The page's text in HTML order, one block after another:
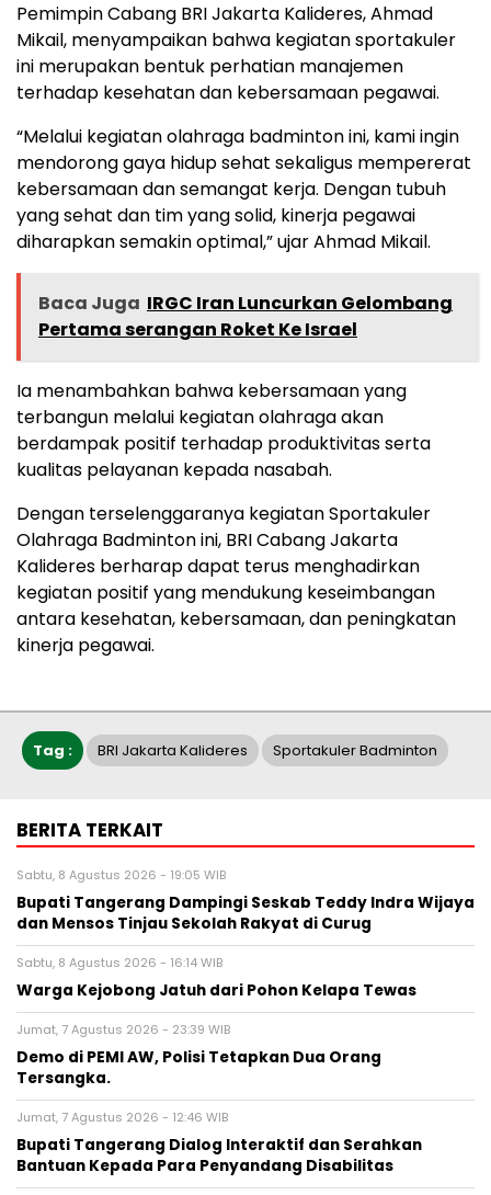
Pemimpin Cabang BRI Jakarta Kalideres, Ahmad
Mikail, menyampaikan bahwa kegiatan sportakuler
ini merupakan bentuk perhatian manajemen
terhadap kesehatan dan kebersamaan pegawai.
“Melalui kegiatan olahraga badminton ini, kami ingin
mendorong gaya hidup sehat sekaligus mempererat
kebersamaan dan semangat kerja. Dengan tubuh
yang sehat dan tim yang solid, kinerja pegawai
diharapkan semakin optimal,” ujar Ahmad Mikail.
Baca Juga IRGC Iran Luncurkan Gelombang
Pertama serangan Roket Ke Israel
Ia menambahkan bahwa kebersamaan yang
terbangun melalui kegiatan olahraga akan
berdampak positif terhadap produktivitas serta
kualitas pelayanan kepada nasabah.
Dengan terselenggaranya kegiatan Sportakuler
Olahraga Badminton ini, BRI Cabang Jakarta
Kalideres berharap dapat terus menghadirkan
kegiatan positif yang mendukung keseimbangan
antara kesehatan, kebersamaan, dan peningkatan
kinerja pegawai.
Tag : BRI Jakarta Kalideres Sportakuler Badminton
BERITA TERKAIT
Sabtu, 8 Agustus 2026 - 19:05 WIB
Bupati Tangerang Dampingi Seskab Teddy Indra Wijaya
dan Mensos Tinjau Sekolah Rakyat di Curug
Sabtu, 8 Agustus 2026 - 16:14 WIB
Warga Kejobong Jatuh dari Pohon Kelapa Tewas
Jumat, 7 Agustus 2026 - 23:39 WIB
Demo di PEMI AW, Polisi Tetapkan Dua Orang
Tersangka.
Jumat, 7 Agustus 2026 - 12:46 WIB
Bupati Tangerang Dialog Interaktif dan Serahkan
Bantuan Kepada Para Penyandang Disabilitas